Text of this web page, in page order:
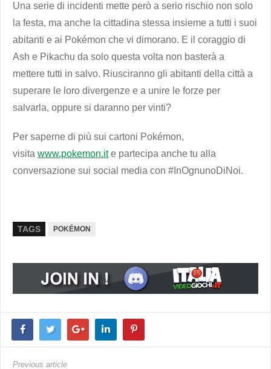
Una serie di incidenti mette però a serio rischio non solo
la festa, ma anche la cittadina stessa insieme a tutti i suoi
abitanti e ai Pokémon che vi dimorano. E il coraggio di
Ash e Pikachu da solo questa volta non basterà a
mettere tutti in salvo. Riusciranno gli abitanti della città a
superare le loro divergenze e a unire le forze per
salvarla, oppure si daranno per vinti?
Per saperne di più sui cartoni Pokémon,
visita www.pokemon.ite partecipa anche tu alla
conversazione sui social media con #InOgnunoDiNoi.
TAGS POKÉMON
Previous article